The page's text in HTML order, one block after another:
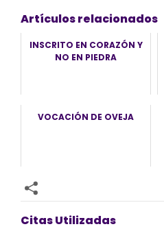
Artículos relacionados
INSCRITO EN CORAZÓN Y
NO EN PIEDRA
VOCACIÓN DE OVEJA
Citas Utilizadas